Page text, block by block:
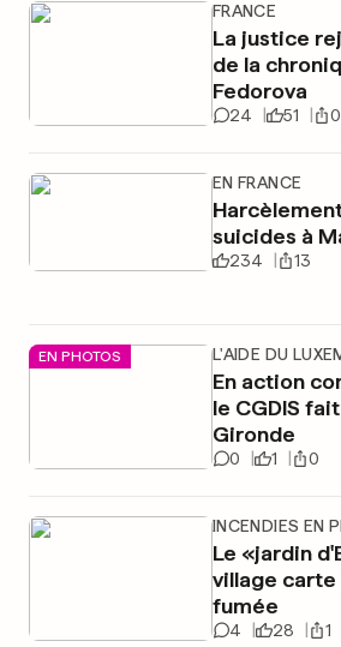
FRANCE
La justice
de la
Fedorova
24 51 0
EN FRANCE
suicides à
234 13
EN PHOTOS L'AIDE DU
En action
le CGDIS
Gironde
0 1 0
INCENDIES EN
Le «jardin
village
fumée
4 28 1